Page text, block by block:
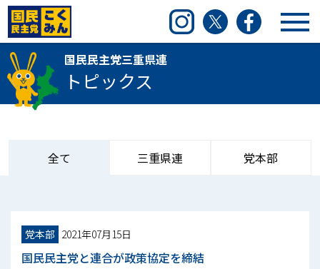
国民民主党三重県連 InstagramTwitter Facebook
国民民主党三重県連
トピックス
全て 三重県連 党本部
党本部 2021年07月15日
国民民主党と連合が政策協定を締結